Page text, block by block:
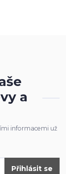
a
informacemi už
Přihlásit se